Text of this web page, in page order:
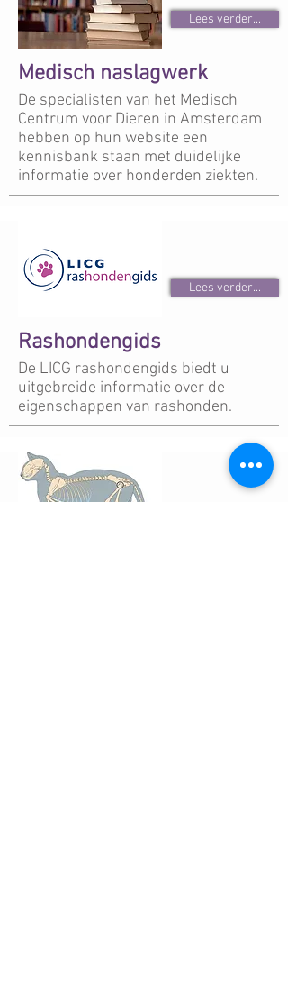
Lees verder...
Medisch naslagwerk
De specialisten van het Medisch
Centrum voor Dieren in Amsterdam
hebben op hun website een
kennisbank staan met duidelijke
informatie over honderden ziekten.
Lees verder...
Rashondengids
De LICG rashondengids biedt u
uitgebreide informatie over de
eigenschappen van rashonden.